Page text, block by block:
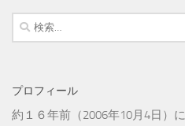
検
索:
プロフィール
約１６年前（2006年10月4日）